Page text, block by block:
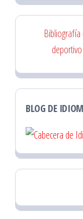
deportivo
BLOG DE